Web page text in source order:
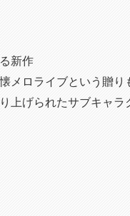
新作
メロライブという贈り
上げられたサブキャラ